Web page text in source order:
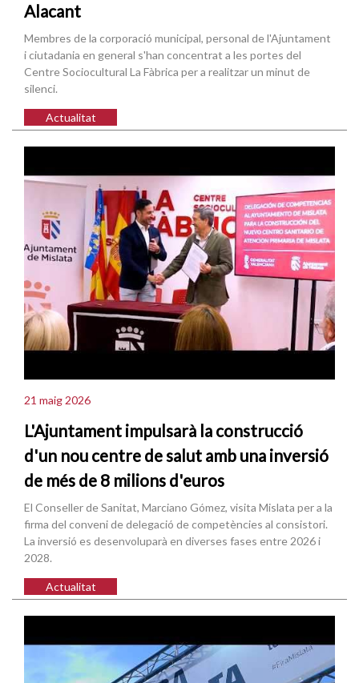
Alacant
Membres de la corporació municipal, personal de l'Ajuntament
i ciutadania en general s'han concentrat a les portes del
Centre Sociocultural La Fàbrica per a realitzar un minut de
silenci.
Actualitat
21 maig 2026
L'Ajuntament impulsarà la construcció
d'un nou centre de salut amb una inversió
de més de 8 milions d'euros
El Conseller de Sanitat, Marciano Gómez, visita Mislata per a la
firma del conveni de delegació de competències al consistori.
La inversió es desenvoluparà en diverses fases entre 2026 i
2028.
Actualitat